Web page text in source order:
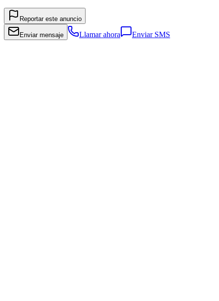
Reportar este anuncio
Enviar mensaje Llamar ahora Enviar SMS